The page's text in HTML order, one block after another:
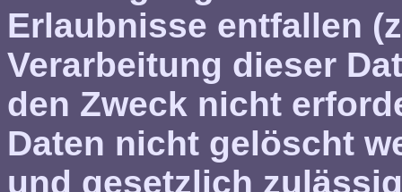
Erlaubnisse entfallen
Verarbeitung dieser
den Zweck nicht
Daten nicht gelöscht
und gesetzlich